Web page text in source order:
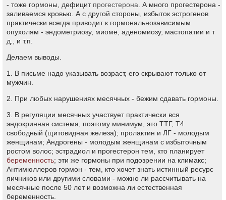
- тоже гормоны, дефицит прогестерона . А много прогестерона -
заливаемся кровью. А с другой стороны, избыток эстрогенов
практически всегда приводит к гормональнозависимым
опухолям - эндометриозу, миоме, аденомиозу, мастопатии и т
д., и т.п.
Делаем выводы.
1. В письме надо указывать возраст, его скрывают только от
мужчин.
2. При любых нарушениях месячных - бежим сдавать гормоны.
3. В регуляции месячных участвует практически вся
эндокринная система, поэтому минимум, это ТТГ, Т4
свободный (щитовидная железа); пролактин и ЛГ - молодым
женщинам; Андрогены - молодым женщинам с избыточным
ростом волос; эстрадиол и прогестерон тем, кто планирует
беременность; эти же гормоны при подозрении на климакс;
Антимюллеров гормон - тем, кто хочет знать истинный ресурс
яичников или другими словами - можно ли рассчитывать на
месячные после 50 лет и возможна ли естественная
беременность.